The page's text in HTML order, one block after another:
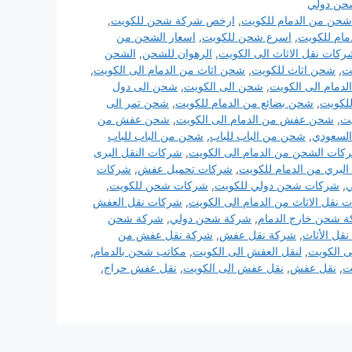
دولي
من الدمام للكويت, ارخص شركة شحن للكويت,
للكويت, اسرع شحن للكويت, اسعار الشحن من
نقل الاثاث الى الكويت, الرهوان للشحن, الشحن
, شحن اثاث للكويت, شحن اثاث من الدمام الى الكويت,
الى الكويت, شحن الى الكويت, شحن الى دول
, شحن بضائع من الدمام للكويت, شحن تمر الى
, شحن عفش من الدمام الى الكويت, شحن عفش من
, شحن من الباب للباب, شحن من الباب للباب
الشحن من الدمام الى الكويت, شركات النقل البرى
من الدمام للكويت, شركات تحميل عفش, شركات
, شركات شحن دولي للكويت, شركات شحن للكويت,
نقل الاثاث من الدمام الى الكويت, شركات نقل العفش
شحن خارج الدمام, شركة شحن دولي, شركة شحن
الأثاث, شركة نقل عفش, شركة نقل عفش من
الكويت, لنقل العفش الى الكويت, مكاتب شحن بالدمام,
, نقل عفش, نقل عفش الى الكويت, نقل عفش حراج,